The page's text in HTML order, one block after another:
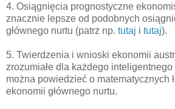
4. Osiągnięcia prognostyczne
znacznie lepsze od podobnych
głównego nurtu (patrz np. tutaj i tutaj).
5. Twierdzenia i wnioski ekonomii
zrozumiałe dla każdego
można powiedzieć o matematycznych
ekonomii głównego nurtu.